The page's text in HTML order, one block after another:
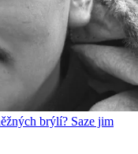
brýlí? Saze jim